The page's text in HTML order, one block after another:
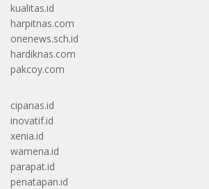
kualitas.id
harpitnas.com
onenews.sch.id
hardiknas.com
pakcoy.com
cipanas.id
inovatif.id
xenia.id
wamena.id
parapat.id
penatapan.id